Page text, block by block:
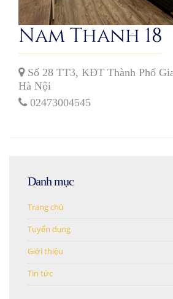
Nam Thanh 18
Số 28 TT3, KĐT Thành Phố
Hà Nội
02473004545
Danh mục
Trang chủ
Tuyển dụng
Giới thiệu
Tin tức